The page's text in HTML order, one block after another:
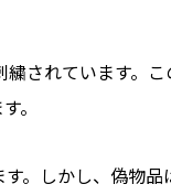
繍されています。
。
。しかし、偽物